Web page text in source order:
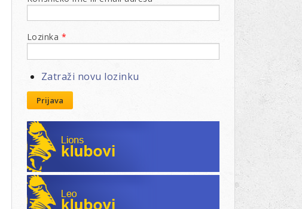
Lozinka *
Zatraži novu lozinku
Prijava
Lions klubovi
Leo klubovi